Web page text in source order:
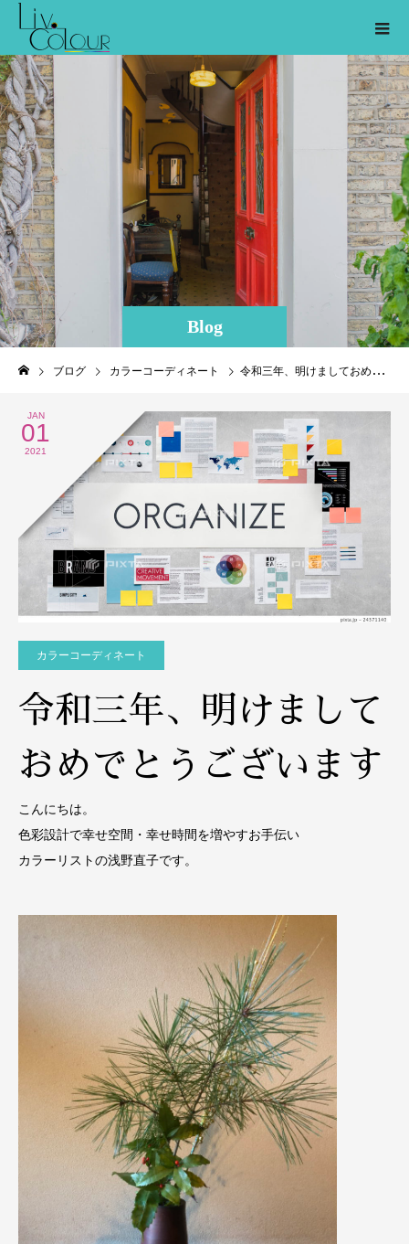
Blog
ブログ カラーコーディネート 令和三年、明けましておめでとうございます
JAN
01
2021
カラーコーディネート
令和三年、明けまして
おめでとうございます
こんにちは。
色彩設計で幸せ空間・幸せ時間を増やすお手伝い
カラーリストの浅野直子です。